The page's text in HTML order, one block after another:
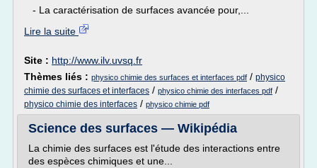
- La caractérisation de surfaces avancée pour,...
Lire la suite
Site : http://www.ilv.uvsq.fr
Thèmes liés : physico chimie des surfaces et interfaces pdf / physico
chimie des surfaces et interfaces / physico chimie des interfaces pdf /
physico chimie des interfaces / physico chimie pdf
Science des surfaces — Wikipédia
La chimie des surfaces est l'étude des interactions entre
des espèces chimiques et une...